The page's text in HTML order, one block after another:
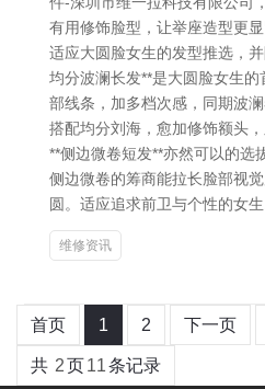
有用修饰脸型，让举座造型更
适应大圆脸女生的发型推选，
均分波澜长发**是大圆脸女生
部线条，加多档次感，同期波
搭配均分刘海，愈加修饰额头
**侧边微卷短发**亦然可以的选
侧边微卷的筹商能拉长脸部视
圆。适应追求前卫与个性的女生
维修资讯
首页 1 2 下一页
共 2页11条记录